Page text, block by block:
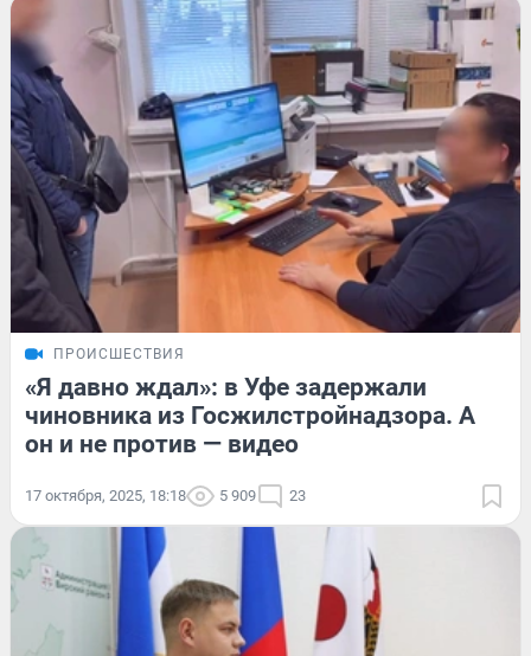
ПРОИСШЕСТВИЯ
«Я давно ждал»: в Уфе задержали
чиновника из Госжилстройнадзора. А
он и не против — видео
17 октября, 2025, 18:18 5 909 23